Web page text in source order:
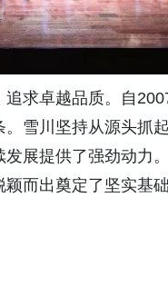
求卓越品质。自
雪川坚持从源头抓
展提供了强劲动力
而出奠定了坚实基